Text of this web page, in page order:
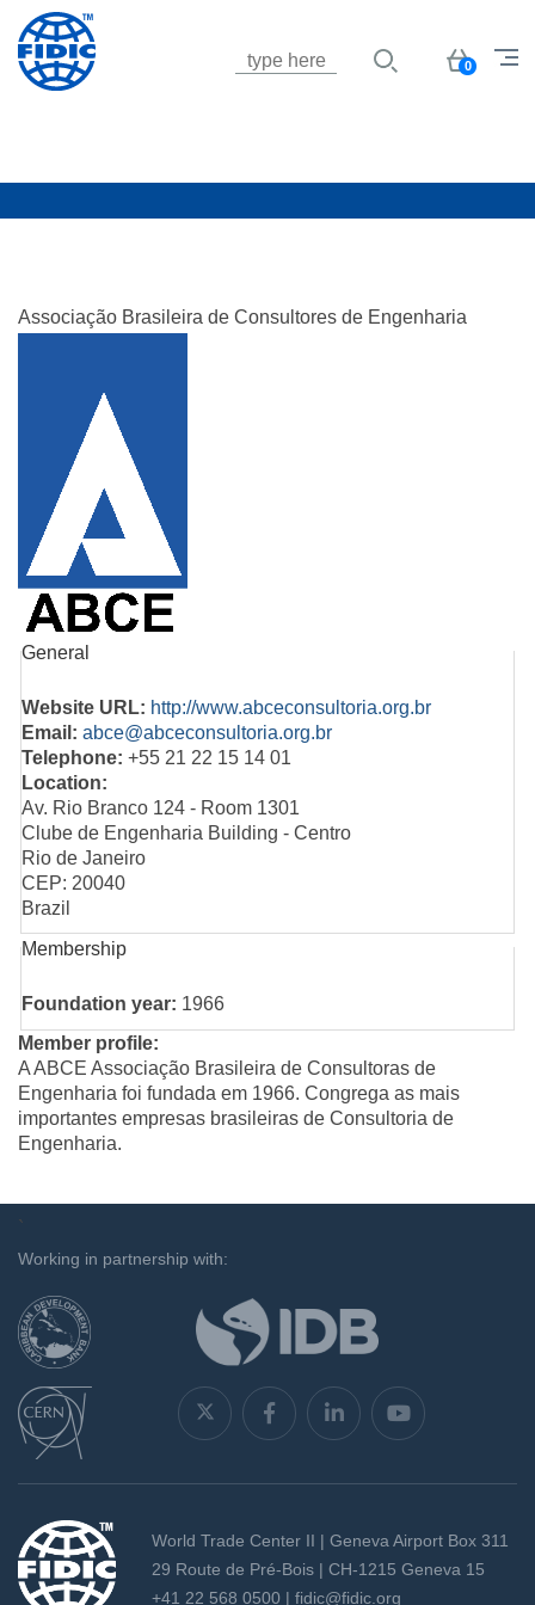
Basket
0
Associação Brasileira de Consultores de Engenharia
General
Website URL: http://www.abceconsultoria.org.br
Email: abce@abceconsultoria.org.br
Telephone: +55 21 22 15 14 01
Location:
Av. Rio Branco 124 - Room 1301
Clube de Engenharia Building - Centro
Rio de Janeiro
CEP: 20040
Brazil
Membership
Foundation year: 1966
Member profile:
A ABCE­ Associação Brasileira de Consultoras de
Engenharia foi fundada em 1966. Congrega as mais
importantes empresas brasileiras de Consultoria de
Engenharia.
`
Working in partnership with:
World Trade Center II | Geneva Airport Box 311
29 Route de Pré-Bois | CH-1215 Geneva 15
+41 22 568 0500 | fidic@fidic.org